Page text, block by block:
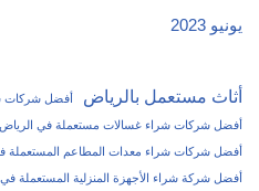
يونيو 2023
أثاث مستعمل بالرياض
أفضل شركات
أفضل شركات شراء غسالات مستعملة في الرياض
أفضل شركات شراء معدات المطاعم المستعملة
أفضل شركة شراء الأجهزة المنزلية المستعملة